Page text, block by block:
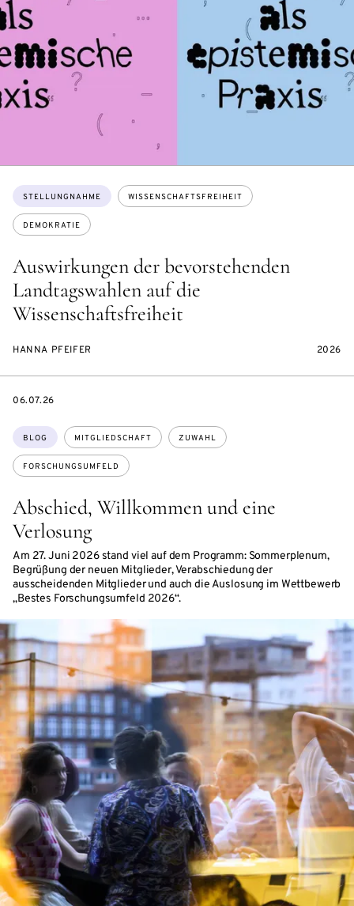
Auswirkungen der bevorstehenden
Landtagswahlen auf die
Wissenschaftsfreiheit
Themen:
STELLUNGNAHME WISSENSCHAFTSFREIHEIT
DEMOKRATIE
HANNA PFEIFER 2026
Abschied, Willkommen und eine
Verlosung
Am 27. Juni 2026 stand viel auf dem Programm: Sommerplenum,
Begrüßung der neuen Mitglieder, Verabschiedung der
ausscheidenden Mitglieder und auch die Auslosung im Wettbewerb
„Bestes Forschungsumfeld 2026“.
Themen:
BLOG MITGLIEDSCHAFT ZUWAHL
FORSCHUNGSUMFELD
DATE
06.07.26